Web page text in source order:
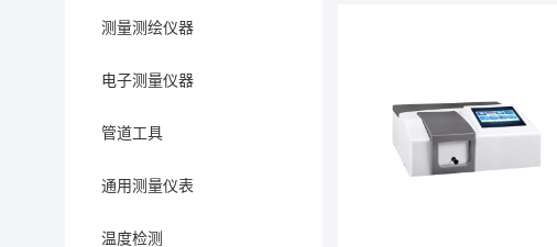
测量测绘仪器
电子测量仪器
管道工具
通用测量仪表
温度检测